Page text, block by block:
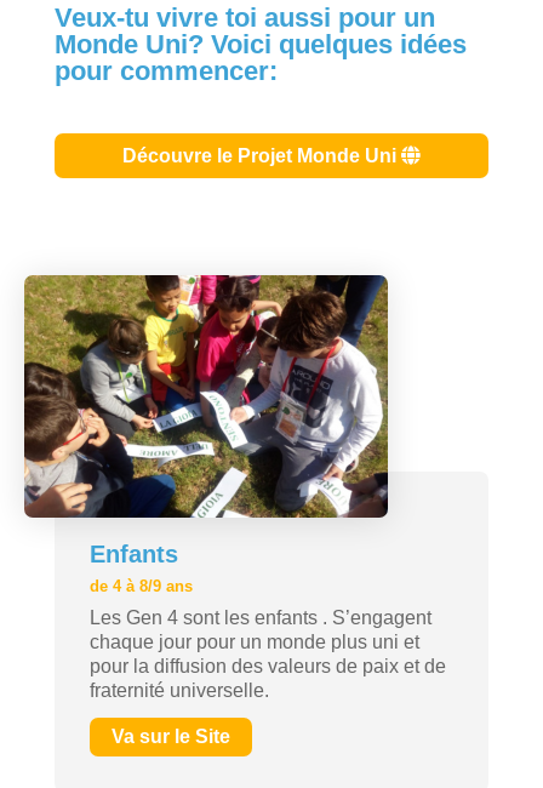
Veux-tu vivre toi aussi pour un
Monde Uni? Voici quelques idées
pour commencer:
Découvre le Projet Monde Uni
Enfants
de 4 à 8/9 ans
Les Gen 4 sont les enfants . S’engagent
chaque jour pour un monde plus uni et
pour la diffusion des valeurs de paix et de
fraternité universelle.
Va sur le Site